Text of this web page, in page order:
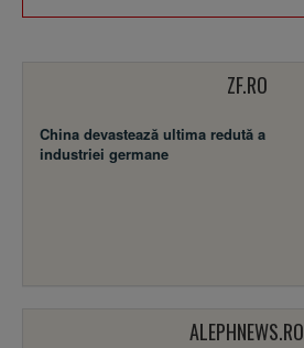
ZF.RO
China devastează ultima redută a
industriei germane
ALEPHNEWS.RO